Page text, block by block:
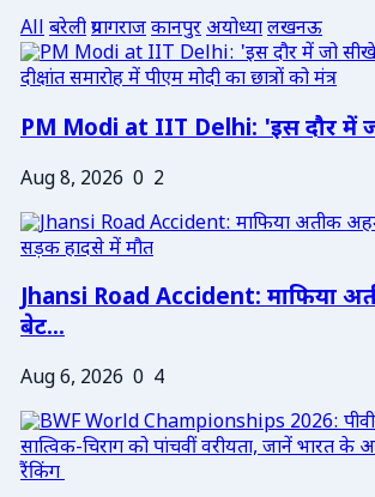
Allबरेलीप्रयागराजकानपुरअयोध्यालखनऊ
PM Modi at IIT Delhi: 'इस दौर में
Aug 8, 2026 0 2
Jhansi Road Accident: माफिया
बेट...
Aug 6, 2026 0 4